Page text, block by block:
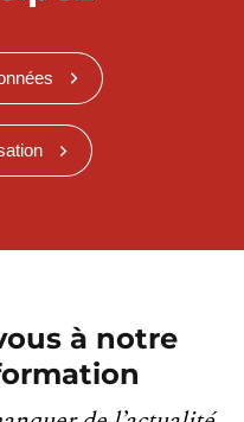
à notre